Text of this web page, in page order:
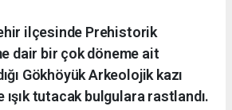
ilçesinde Prehistorik
dair bir çok döneme ait
Gökhöyük Arkeolojik kazı
ışık tutacak bulgulara rastlandı.